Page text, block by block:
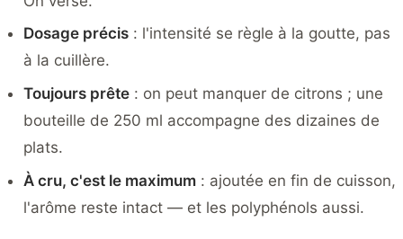
Dosage précis: l'intensité se règle à la goutte, pas
à la cuillère.
Toujours prête: on peut manquer de citrons ; une
bouteille de 250 ml accompagne des dizaines de
plats.
À cru, c'est le maximum: ajoutée en fin de cuisson,
l'arôme reste intact — et les polyphénols aussi.